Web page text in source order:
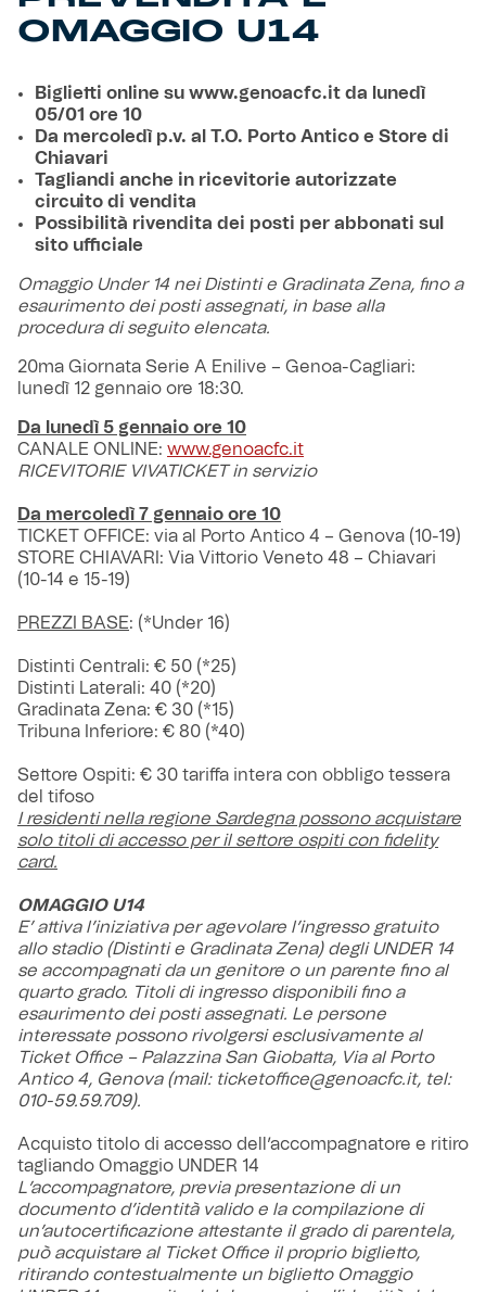
OMAGGIO U14
Biglietti online su www.genoacfc.it da lunedì
05/01 ore 10
Da mercoledì p.v. al T.O. Porto Antico e Store di
Chiavari
Tagliandi anche in ricevitorie autorizzate
circuito di vendita
Possibilità rivendita dei posti per abbonati sul
sito ufficiale
Omaggio Under 14 nei Distinti e Gradinata Zena, fino a
esaurimento dei posti assegnati, in base alla
procedura di seguito elencata.
20ma Giornata Serie A Enilive – Genoa-Cagliari:
lunedì 12 gennaio ore 18:30.
Da lunedì 5 gennaio ore 10
CANALE ONLINE: www.genoacfc.it
RICEVITORIE VIVATICKET in servizio
Da mercoledì 7 gennaio ore 10
TICKET OFFICE: via al Porto Antico 4 – Genova (10-19)
STORE CHIAVARI: Via Vittorio Veneto 48 – Chiavari
(10-14 e 15-19)
PREZZI BASE: (*Under 16)
Distinti Centrali: € 50 (*25)
Distinti Laterali: 40 (*20)
Gradinata Zena: € 30 (*15)
Tribuna Inferiore: € 80 (*40)
Settore Ospiti: € 30 tariffa intera con obbligo tessera
del tifoso
I residenti nella regione Sardegna possono acquistare
solo titoli di accesso per il settore ospiti con fidelity
card.
OMAGGIO U14
E’ attiva l’iniziativa per agevolare l’ingresso gratuito
allo stadio (Distinti e Gradinata Zena) degli UNDER 14
se accompagnati da un genitore o un parente fino al
quarto grado. Titoli di ingresso disponibili fino a
esaurimento dei posti assegnati. Le persone
interessate possono rivolgersi esclusivamente al
Ticket Office – Palazzina San Giobatta, Via al Porto
Antico 4, Genova (mail: ticketoffice@genoacfc.it, tel:
010-59.59.709).
Acquisto titolo di accesso dell’accompagnatore e ritiro
tagliando Omaggio UNDER 14
L’accompagnatore, previa presentazione di un
documento d’identità valido e la compilazione di
un’autocertificazione attestante il grado di parentela,
può acquistare al Ticket Office il proprio biglietto,
ritirando contestualmente un biglietto Omaggio